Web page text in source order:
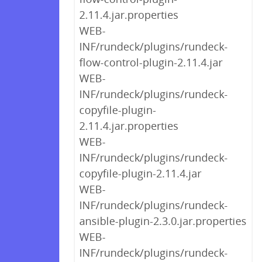
2.11.4.jar.properties
WEB-
INF/rundeck/plugins/rundeck-
flow-control-plugin-2.11.4.jar
WEB-
INF/rundeck/plugins/rundeck-
copyfile-plugin-
2.11.4.jar.properties
WEB-
INF/rundeck/plugins/rundeck-
copyfile-plugin-2.11.4.jar
WEB-
INF/rundeck/plugins/rundeck-
ansible-plugin-2.3.0.jar.properties
WEB-
INF/rundeck/plugins/rundeck-